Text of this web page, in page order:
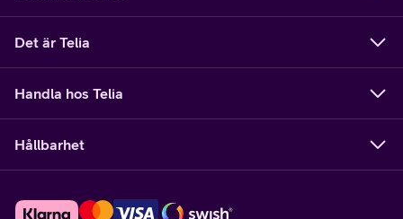
Det är Telia
Handla hos Telia
Hållbarhet